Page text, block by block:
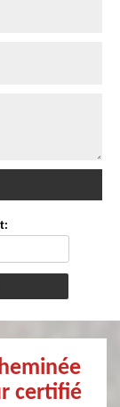
certifié